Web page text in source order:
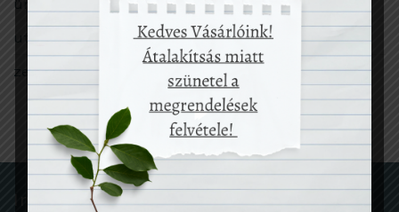
utazás
zero waste
Információk